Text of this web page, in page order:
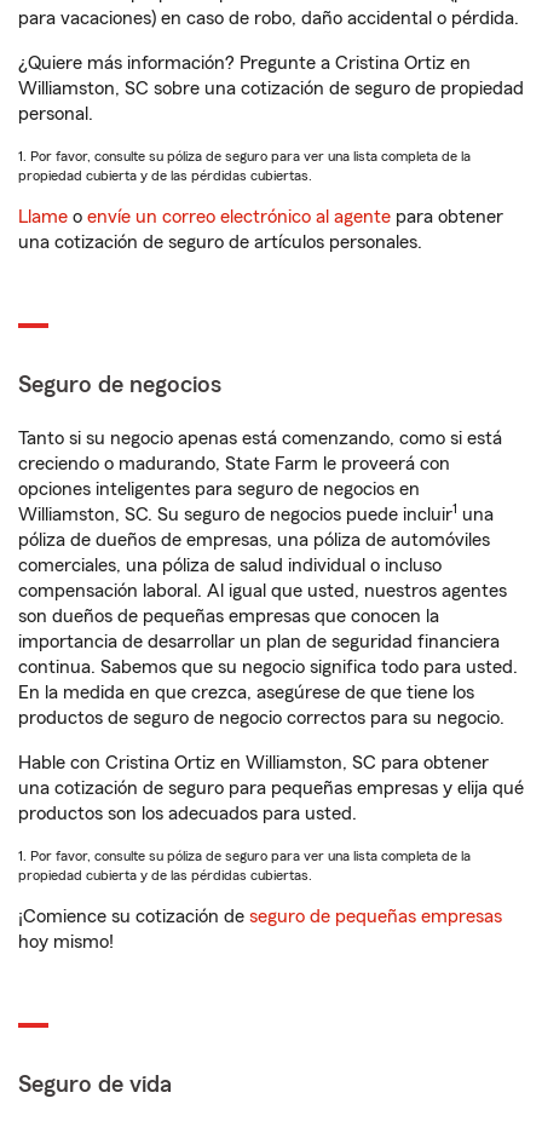
para vacaciones) en caso de robo, daño accidental o pérdida.
¿Quiere más información? Pregunte a Cristina Ortiz en
Williamston, SC sobre una cotización de seguro de propiedad
personal.
1. Por favor, consulte su póliza de seguro para ver una lista completa de la
propiedad cubierta y de las pérdidas cubiertas.
Llame o envíe un correo electrónico al agente para obtener
una cotización de seguro de artículos personales.
Seguro de negocios
Tanto si su negocio apenas está comenzando, como si está
creciendo o madurando, State Farm le proveerá con
opciones inteligentes para seguro de negocios en
Williamston, SC. Su seguro de negocios puede incluir1 una
póliza de dueños de empresas, una póliza de automóviles
comerciales, una póliza de salud individual o incluso
compensación laboral. Al igual que usted, nuestros agentes
son dueños de pequeñas empresas que conocen la
importancia de desarrollar un plan de seguridad financiera
continua. Sabemos que su negocio significa todo para usted.
En la medida en que crezca, asegúrese de que tiene los
productos de seguro de negocio correctos para su negocio.
Hable con Cristina Ortiz en Williamston, SC para obtener
una cotización de seguro para pequeñas empresas y elija qué
productos son los adecuados para usted.
1. Por favor, consulte su póliza de seguro para ver una lista completa de la
propiedad cubierta y de las pérdidas cubiertas.
¡Comience su cotización de seguro de pequeñas empresas
hoy mismo!
Seguro de vida